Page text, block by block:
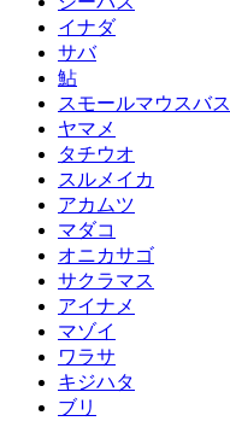
イナダ
サバ
鮎
スモールマウスバス
ヤマメ
タチウオ
スルメイカ
アカムツ
マダコ
オニカサゴ
サクラマス
アイナメ
マゾイ
ワラサ
キジハタ
ブリ